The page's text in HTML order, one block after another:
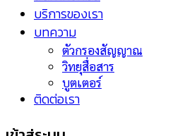
บริการของเรา
บทความ
ตัวกรองสัญญาณ
วิทยุสื่อสาร
บูตเตอร์
ติดต่อเรา